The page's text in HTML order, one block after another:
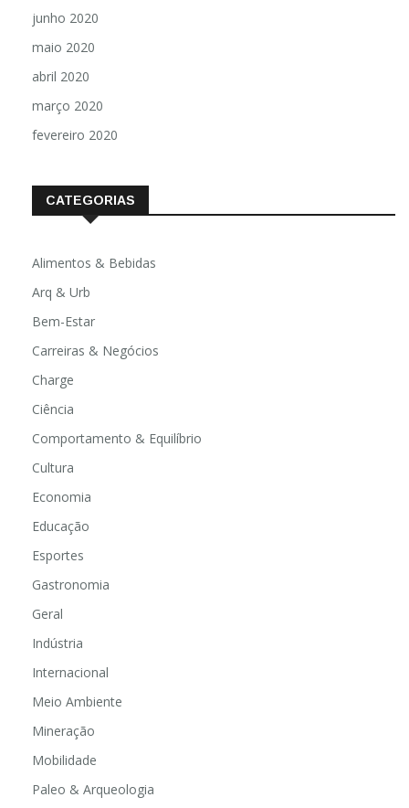
junho 2020
maio 2020
abril 2020
março 2020
fevereiro 2020
CATEGORIAS
Alimentos & Bebidas
Arq & Urb
Bem-Estar
Carreiras & Negócios
Charge
Ciência
Comportamento & Equilíbrio
Cultura
Economia
Educação
Esportes
Gastronomia
Geral
Indústria
Internacional
Meio Ambiente
Mineração
Mobilidade
Paleo & Arqueologia